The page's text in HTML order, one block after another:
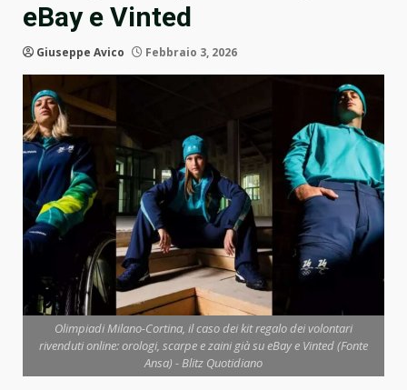
eBay e Vinted
Giuseppe Avico Febbraio 3, 2026
Olimpiadi Milano-Cortina, il caso dei kit regalo dei volontari
rivenduti online: orologi, scarpe e zaini già su eBay e Vinted (Fonte
Ansa) - Blitz Quotidiano